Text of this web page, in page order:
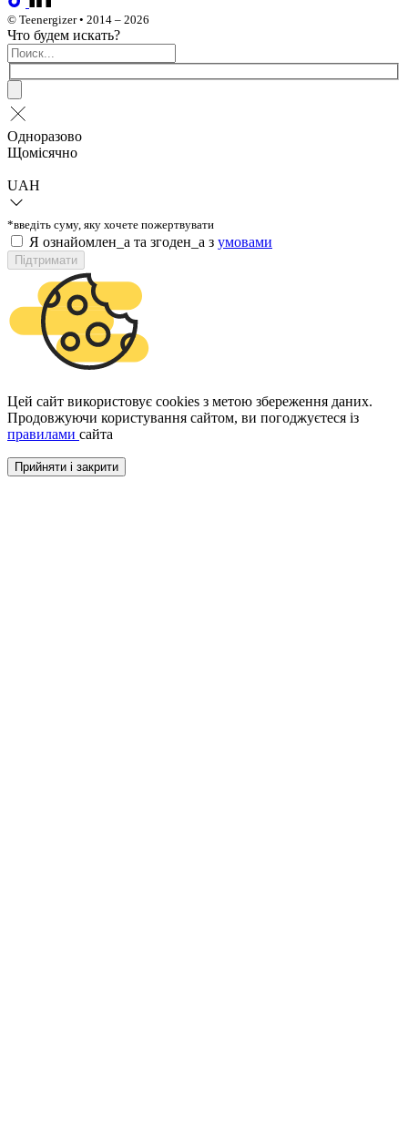
© Teenergizer • 2014 – 2026
Что будем искать?
Одноразово
Щомісячно
UAH
*введіть суму, яку хочете пожертвувати
Я ознайомлен_а та згоден_а з умовами
Підтримати
Цей сайт використовує cookies з метою збереження даних.
Продовжуючи користування сайтом, ви погоджуєтеся із
правилами сайта
Прийняти і закрити